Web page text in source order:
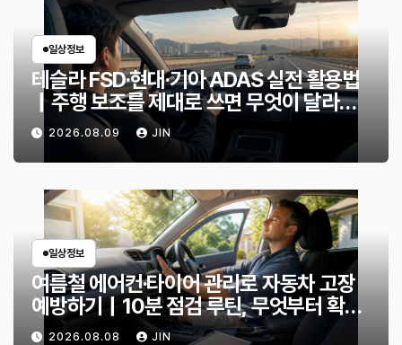
일상정보
테슬라 FSD·현대·기아 ADAS 실전 활용법
｜주행 보조를 제대로 쓰면 무엇이 달라질
까?2026.08.09 JIN
일상정보
여름철 에어컨·타이어 관리로 자동차 고장
예방하기｜10분 점검 루틴, 무엇부터 확인
할까?
2026.08.08 JIN